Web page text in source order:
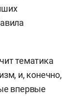
тематика
и, конечно,
впервые